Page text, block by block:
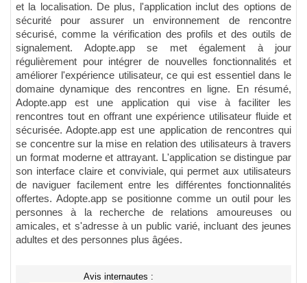
et la localisation. De plus, l'application inclut des options de
sécurité pour assurer un environnement de rencontre
sécurisé, comme la vérification des profils et des outils de
signalement. Adopte.app se met également à jour
régulièrement pour intégrer de nouvelles fonctionnalités et
améliorer l'expérience utilisateur, ce qui est essentiel dans le
domaine dynamique des rencontres en ligne. En résumé,
Adopte.app est une application qui vise à faciliter les
rencontres tout en offrant une expérience utilisateur fluide et
sécurisée. Adopte.app est une application de rencontres qui
se concentre sur la mise en relation des utilisateurs à travers
un format moderne et attrayant. L'application se distingue par
son interface claire et conviviale, qui permet aux utilisateurs
de naviguer facilement entre les différentes fonctionnalités
offertes. Adopte.app se positionne comme un outil pour les
personnes à la recherche de relations amoureuses ou
amicales, et s'adresse à un public varié, incluant des jeunes
adultes et des personnes plus âgées.
Avis internautes :